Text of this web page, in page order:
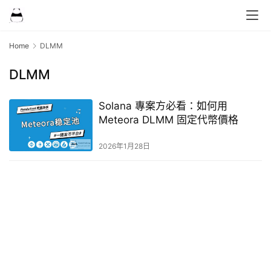
Home DLMM
DLMM
Solana 專案方必看：如何用
Meteora DLMM 固定代幣價格
2026年1月28日